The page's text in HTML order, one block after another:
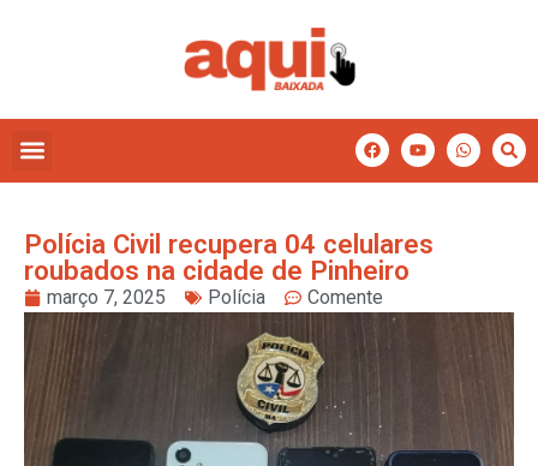
Polícia Civil recupera 04 celulares
roubados na cidade de Pinheiro
março 7, 2025 Polícia Comente